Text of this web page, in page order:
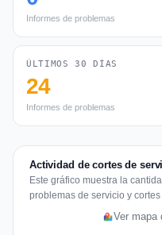
Informes de problemas
ÚLTIMOS 30 DÍAS
24
Informes de problemas
Actividad de cortes de
Este gráfico muestra la
problemas de servicio y
Ver mapa